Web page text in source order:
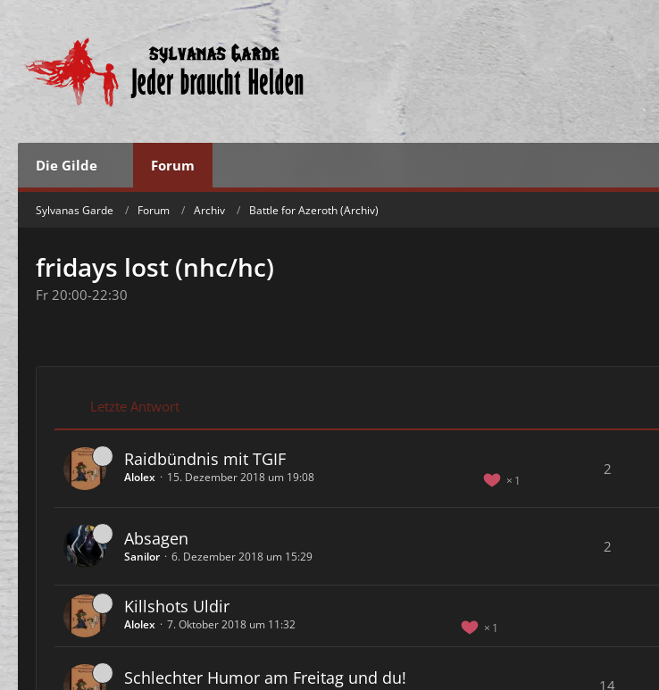
Die Gilde Forum
Sylvanas Garde Forum Archiv Battle for Azeroth (Archiv)
fridays lost (nhc/hc)
Fr 20:00-22:30
Letzte Antwort
Raidbündnis mit TGIF
1
Alolex 15. Dezember 2018 um 19:08 2
Absagen
Sanilor 6. Dezember 2018 um 15:29
2
Killshots Uldir
1
Alolex 7. Oktober 2018 um 11:32
Schlechter Humor am Freitag und du! 14